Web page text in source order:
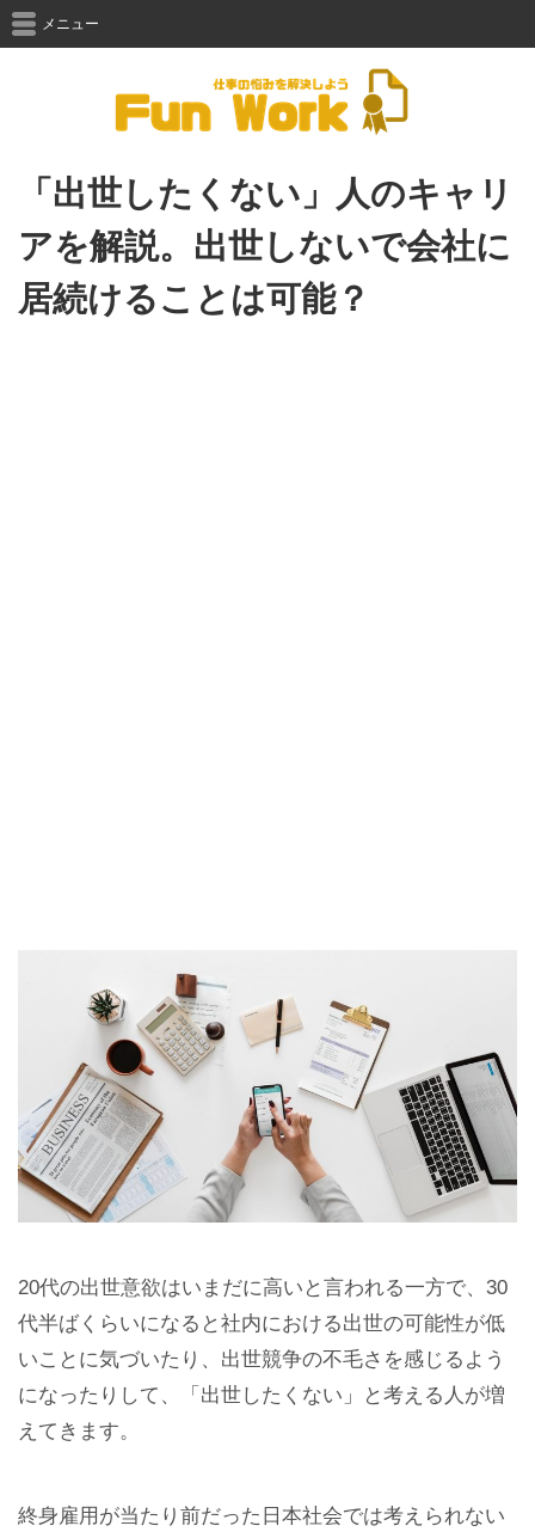
メニュー
「出世したくない」人のキャリ
アを解説。出世しないで会社に
居続けることは可能？
20代の出世意欲はいまだに高いと言われる一方で、30
代半ばくらいになると社内における出世の可能性が低
いことに気づいたり、出世競争の不毛さを感じるよう
になったりして、「出世したくない」と考える人が増
えてきます。
終身雇用が当たり前だった日本社会では考えられない